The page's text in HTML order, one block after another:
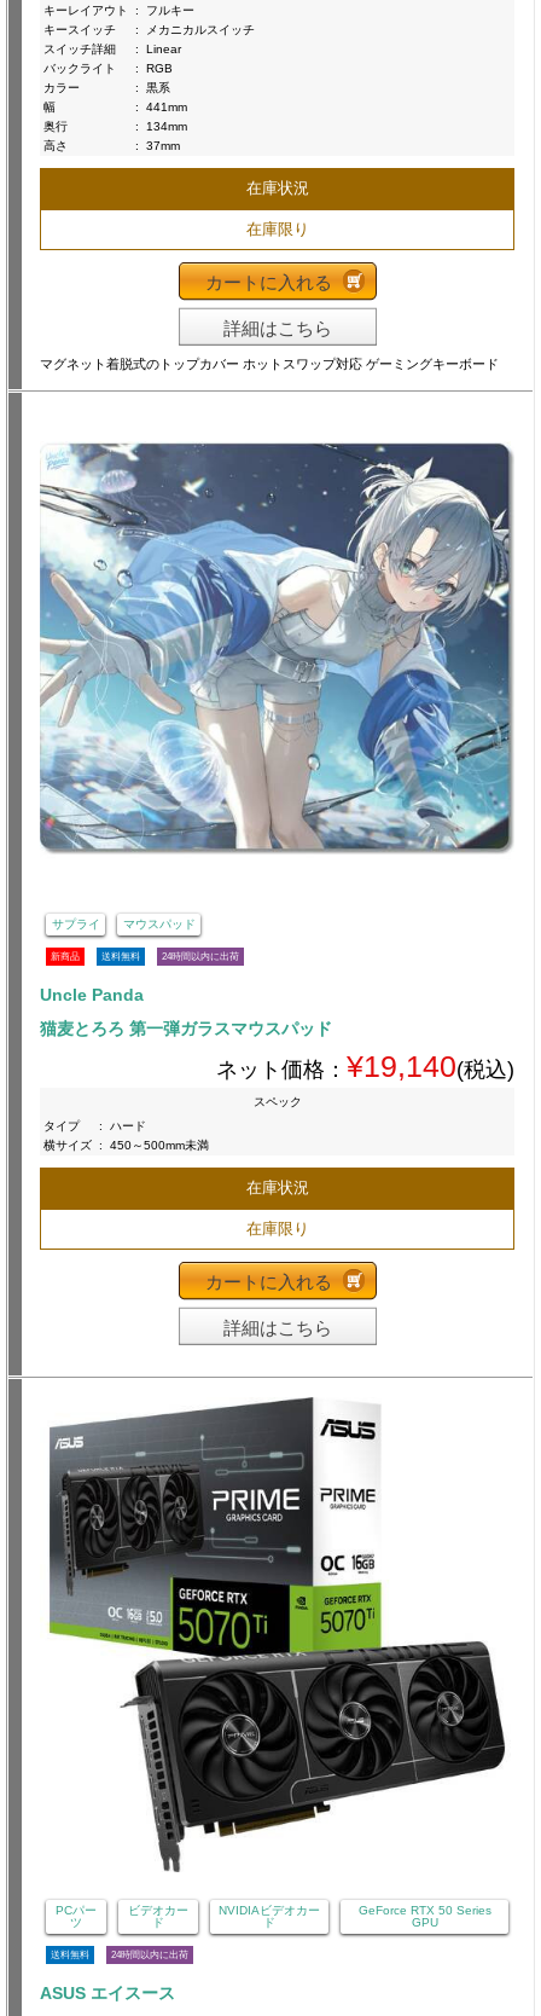
キーレイアウト
:
フルキー
キースイッチ
:
メカニカルスイッチ
スイッチ詳細
:
Linear
バックライト
:
RGB
カラー
:
黒系
幅
:
441mm
奥行
:
134mm
高さ
: 37mm
在庫状況
在庫限り
カートに入れる
詳細はこちら
マグネット着脱式のトップカバー ホットスワップ対応 ゲーミングキーボード
サプライ マウスパッド
新商品 送料無料 24時間以内に出荷
Uncle Panda
猫麦とろろ 第一弾ガラスマウスパッド
ネット価格： ¥19,140(税込)
スペック
タイプ
:
ハード
横サイズ : 450～500mm未満
在庫状況
在庫限り
カートに入れる
詳細はこちら
PCパー
ツ
ビデオカー
ド
NVIDIAビデオカー
ド
GeForce RTX 50 Series
GPU
送料無料 24時間以内に出荷
ASUS エイスース